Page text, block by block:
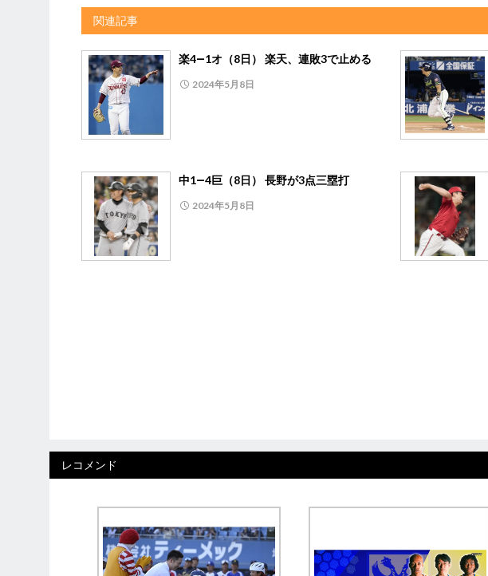
関連記事
楽4―1オ（8日） 楽天、連敗3で止める
2024年5月8日
中1―4巨（8日） 長野が3点三塁打
2024年5月8日
レコメンド